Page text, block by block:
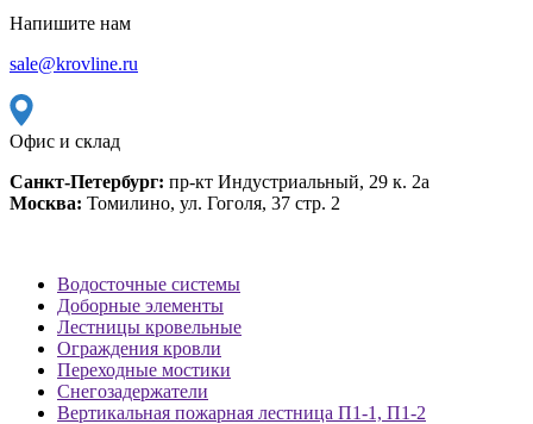
Напишите нам
sale@krovline.ru
Офис и склад
Санкт-Петербург: пр-кт Индустриальный, 29 к. 2а
Москва: Томилино, ул. Гоголя, 37 стр. 2
Водосточные системы
Доборные элементы
Лестницы кровельные
Ограждения кровли
Переходные мостики
Снегозадержатели
Вертикальная пожарная лестница П1-1, П1-2